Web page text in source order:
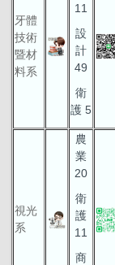
牙體
技術
暨材
料系
11
設
計
49
衛
護 5
視光
系
農
業
20
衛
護
11
商